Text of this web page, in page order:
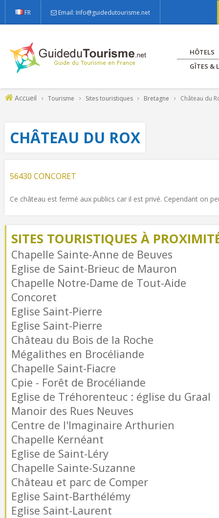
FR Email: Info@guidedutourisme.net
HÔTELS
GÎTES &
Accueil Tourisme Sites touristiques Bretagne Château du
CHÂTEAU DU ROX
56430 CONCORET
Ce château est fermé aux publics car il est privé. Cependant on
SITES TOURISTIQUES À
Chapelle Sainte-Anne de Beuves
Eglise de Saint-Brieuc de Mauron
Chapelle Notre-Dame de Tout-Aide
Concoret
Eglise Saint-Pierre
Eglise Saint-Pierre
Château du Bois de la Roche
Mégalithes en Brocéliande
Chapelle Saint-Fiacre
Cpie - Forêt de Brocéliande
Eglise de Tréhorenteuc : église du Graal
Manoir des Rues Neuves
Centre de l'Imaginaire Arthurien
Chapelle Kernéant
Eglise de Saint-Léry
Chapelle Sainte-Suzanne
Château et parc de Comper
Eglise Saint-Barthélémy
Eglise Saint-Laurent